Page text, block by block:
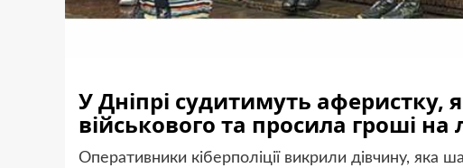
У Дніпрі судитимуть аферистку,
військового та просила гроші на
Оперативники кіберполіції викрили дівчину,